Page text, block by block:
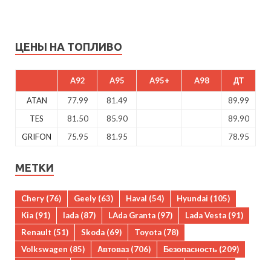
ЦЕНЫ НА ТОПЛИВО
A92 A95 A95+ A98 ДТ
ATAN 77.99 81.49
89.99
TES
81.50 85.90
89.90
GRIFON
75.95 81.95 78.95
МЕТКИ
Chery (76) Geely (63) Haval (54) Hyundai (105)
Kia (91) lada (87) LAda Granta (97) Lada Vesta (91)
Renault (51) Skoda (69) Toyota (78)
Volkswagen (85) Автоваз (706) Безопасность (209)